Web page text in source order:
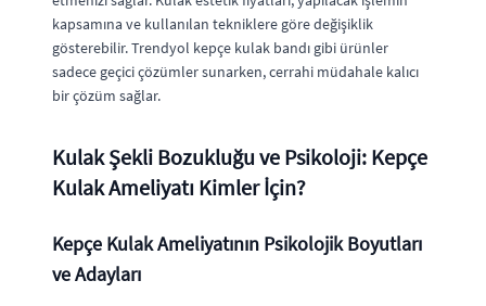
kapsamına ve kullanılan tekniklere göre değişiklik
gösterebilir. Trendyol kepçe kulak bandı gibi ürünler
sadece geçici çözümler sunarken, cerrahi müdahale kalıcı
bir çözüm sağlar.
Kulak Şekli Bozukluğu ve Psikoloji: Kepçe
Kulak Ameliyatı Kimler İçin?
Kepçe Kulak Ameliyatının Psikolojik Boyutları
ve Adayları